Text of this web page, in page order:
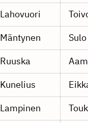
Lahovuori
Mäntynen
Sulo
Ruuska
Kunelius
Lampinen